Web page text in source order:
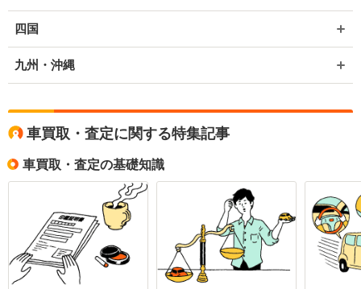
四国
九州・沖縄
車買取・査定に関する特集記事
車買取・査定の基礎知識